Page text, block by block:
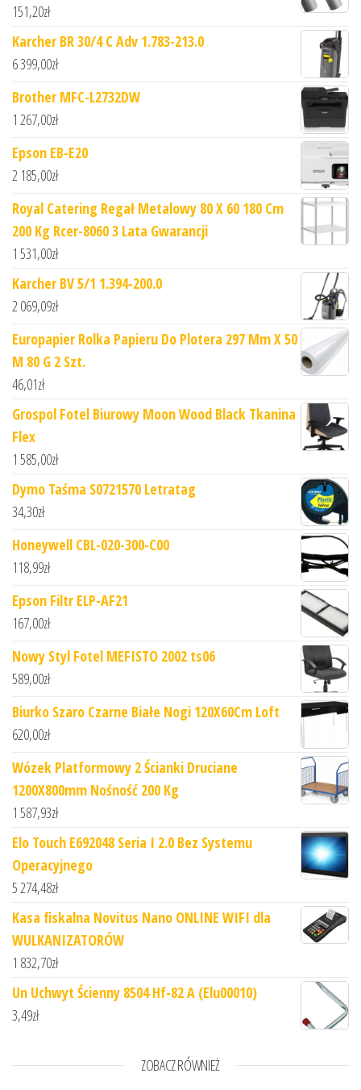
151,20zł
Karcher BR 30/4 C Adv 1.783-213.0
6 399,00zł
Brother MFC-L2732DW
1 267,00zł
Epson EB-E20
2 185,00zł
Royal Catering Regał Metalowy 80 X 60 180 Cm
200 Kg Rcer-8060 3 Lata Gwarancji
1 531,00zł
Karcher BV 5/1 1.394-200.0
2 069,09zł
Europapier Rolka Papieru Do Plotera 297 Mm X 50
M 80 G 2 Szt.
46,01zł
Grospol Fotel Biurowy Moon Wood Black Tkanina
Flex
1 585,00zł
Dymo Taśma S0721570 Letratag
34,30zł
Honeywell CBL-020-300-C00
118,99zł
Epson Filtr ELP-AF21
167,00zł
Nowy Styl Fotel MEFISTO 2002 ts06
589,00zł
Biurko Szaro Czarne Białe Nogi 120X60Cm Loft
620,00zł
Wózek Platformowy 2 Ścianki Druciane
1200X800mm Nośność 200 Kg
1 587,93zł
Elo Touch E692048 Seria I 2.0 Bez Systemu
Operacyjnego
5 274,48zł
Kasa fiskalna Novitus Nano ONLINE WIFI dla
WULKANIZATORÓW
1 832,70zł
Un Uchwyt Ścienny 8504 Hf-82 A (Elu00010)
3,49zł
ZOBACZ RÓWNIEŻ